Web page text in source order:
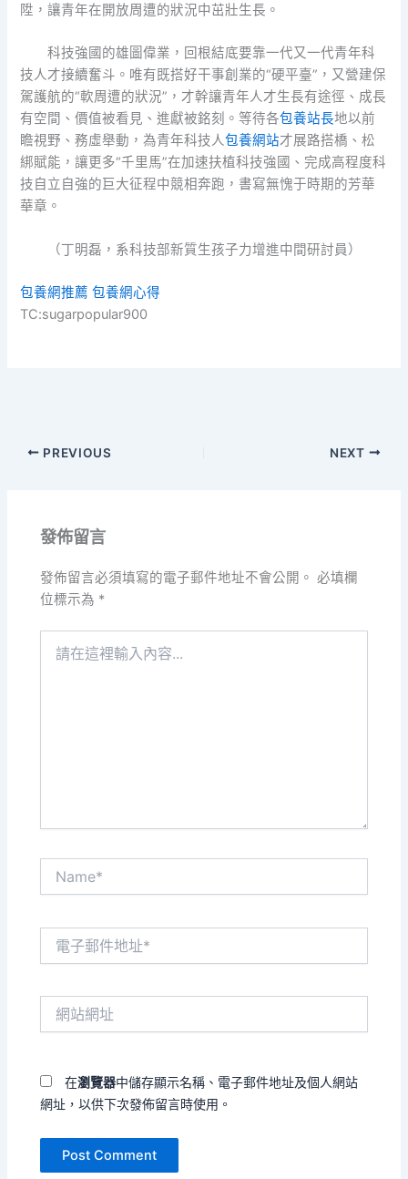
陞，讓青年在開放周遭的狀況中茁壯生長。
科技強國的雄圖偉業，回根結底要靠一代又一代青年科
技人才接續奮斗。唯有既搭好干事創業的“硬平臺”，又營建保
駕護航的“軟周遭的狀況”，才幹讓青年人才生長有途徑、成長
有空間、價值被看見、進獻被銘刻。等待各包養站長地以前
瞻視野、務虛舉動，為青年科技人包養網站才展路搭橋、松
綁賦能，讓更多“千里馬”在加速扶植科技強國、完成高程度科
技自立自強的巨大征程中競相奔跑，書寫無愧于時期的芳華
華章。
（丁明磊，系科技部新質生孩子力增進中間研討員）
包養網推薦 包養網心得
TC:sugarpopular900
PREVIOUS NEXT
發佈留言
發佈留言必須填寫的電子郵件地址不會公開。 必填欄
位標示為 *
在瀏覽器中儲存顯示名稱、電子郵件地址及個人網站
網址，以供下次發佈留言時使用。